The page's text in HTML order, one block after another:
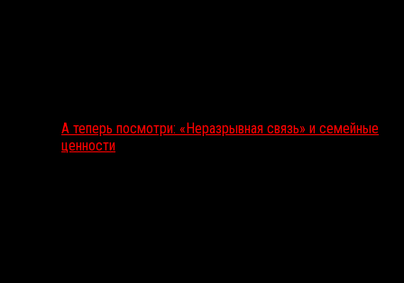
А теперь посмотри: «Неразрывная связь» и семейные
ценности